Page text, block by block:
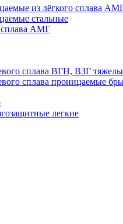
из лёгкого сплава
стальные
АМГ
сплава ВГН, ВЗГ
сплава проницаемые
легкие